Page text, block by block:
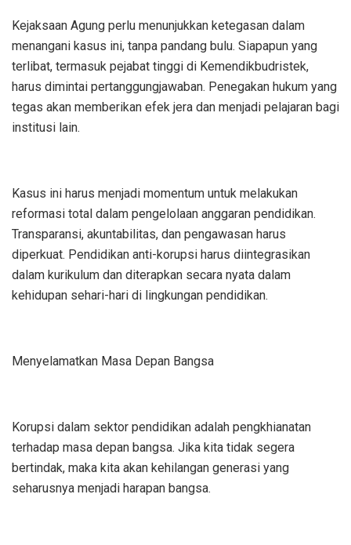
Kejaksaan Agung perlu menunjukkan ketegasan dalam
menangani kasus ini, tanpa pandang bulu. Siapapun yang
terlibat, termasuk pejabat tinggi di Kemendikbudristek,
harus dimintai pertanggungjawaban. Penegakan hukum yang
tegas akan memberikan efek jera dan menjadi pelajaran bagi
institusi lain.
Kasus ini harus menjadi momentum untuk melakukan
reformasi total dalam pengelolaan anggaran pendidikan.
Transparansi, akuntabilitas, dan pengawasan harus
diperkuat. Pendidikan anti-korupsi harus diintegrasikan
dalam kurikulum dan diterapkan secara nyata dalam
kehidupan sehari-hari di lingkungan pendidikan.
Menyelamatkan Masa Depan Bangsa
Korupsi dalam sektor pendidikan adalah pengkhianatan
terhadap masa depan bangsa. Jika kita tidak segera
bertindak, maka kita akan kehilangan generasi yang
seharusnya menjadi harapan bangsa.